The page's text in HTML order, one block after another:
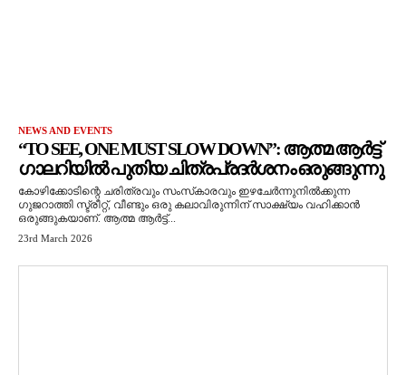
NEWS AND EVENTS
“TO SEE, ONE MUST SLOW DOWN”: ആത്മ ആർട്ട്
ഗാലറിയിൽ പുതിയ ചിത്രപ്രദർശനം ഒരുങ്ങുന്നു
കോഴിക്കോടിന്റെ ചരിത്രവും സംസ്‌കാരവും ഇഴചേർന്നുനിൽക്കുന്ന
ഗുജറാത്തി സ്ട്രീറ്റ്, വീണ്ടും ഒരു കലാവിരുന്നിന് സാക്ഷ്യം വഹിക്കാൻ
ഒരുങ്ങുകയാണ്. ആത്മ ആർട്ട്...
23rd March 2026